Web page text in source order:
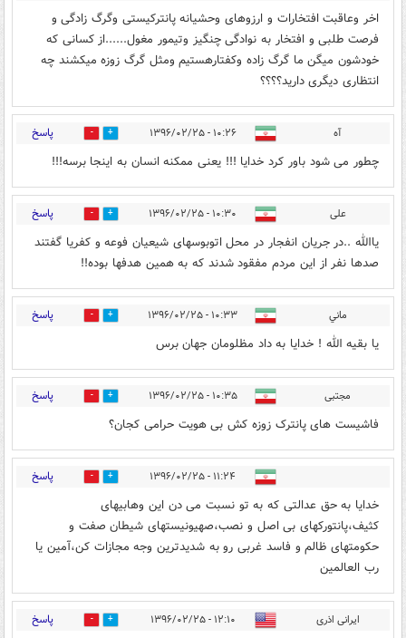
اخر وعاقبت افتخارات و ارزوهای وحشیانه پانترکیستی وگرگ زادگی و
فرصت طلبی و افتخار به نوادگی چنگیز وتیمور مغول......از کسانی که
خودشون میگن ما گرگ زاده وکفتارهستیم ومثل گرگ زوزه میکشند چه
انتظاری دیگری دارید؟؟؟؟
آه ۱۰:۲۶ - ۱۳۹۶/۰۲/۲۵ 5 پاسخ
چطور می شود باور کرد خدایا !!! یعنی ممکنه انسان به اینجا برسه!!!
علی ۱۰:۳۰ - ۱۳۹۶/۰۲/۲۵ 6 پاسخ
یاالله ..در جریان انفجار در محل اتوبوسهای شیعیان فوعه و کفریا گفتند
صدها نفر از این مردم مفقود شدند که به همین هدفها بوده!!
ماني ۱۰:۳۳ - ۱۳۹۶/۰۲/۲۵ 5 پاسخ
يا بقيه الله ! خدايا به داد مظلومان جهان برس
مجتبی ۱۰:۳۵ - ۱۳۹۶/۰۲/۲۵ 7 پاسخ
فاشیست های پانترک زوزه کش بی هویت حرامی کجان؟
۱۱:۲۴ - ۱۳۹۶/۰۲/۲۵ 8 پاسخ
خدایا به حق عدالتی که به تو نسبت می دن این وهابیهای
کثیف،پانتورکهای بی اصل و نصب،صهیونیستهای شیطان صفت و
حکومتهای ظالم و فاسد غربی رو به شدیدترین وجه مجازات کن،آمین یا
رب العالمین
ایرانی اذری ۱۲:۱۰ - ۱۳۹۶/۰۲/۲۵ 8 پاسخ